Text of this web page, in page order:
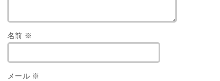
名前 ※
メール ※